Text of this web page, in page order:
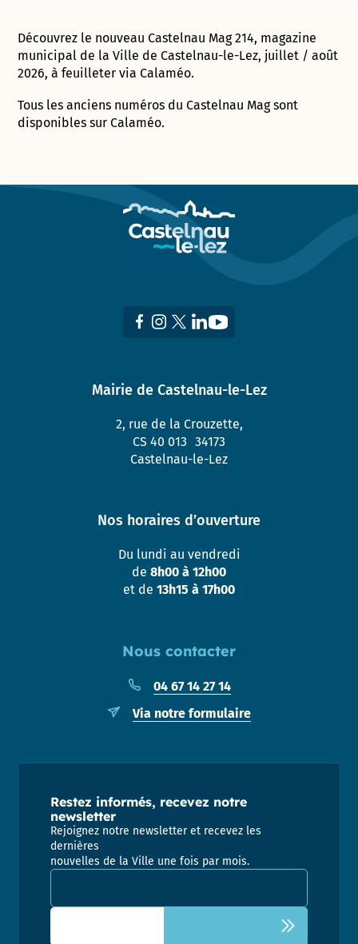
Découvrez le nouveau Castelnau Mag 214, magazine
municipal de la Ville de Castelnau-le-Lez, juillet / août
2026, à feuilleter via Calaméo.
Tous les anciens numéros du Castelnau Mag sont
disponibles sur Calaméo.
Nous contacter
04 67 14 27 14
Via notre formulaire
Mairie de Castelnau-le-Lez
2, rue de la Crouzette,
CS 40 013 34173
Castelnau-le-Lez
Nos horaires d’ouverture
Du lundi au vendredi
de 8h00 à 12h00
et de 13h15 à 17h00
Restez informés, recevez notre
newsletter
Rejoignez notre newsletter et recevez les
dernières
nouvelles de la Ville une fois par mois.
Adresse email pour la newsletter